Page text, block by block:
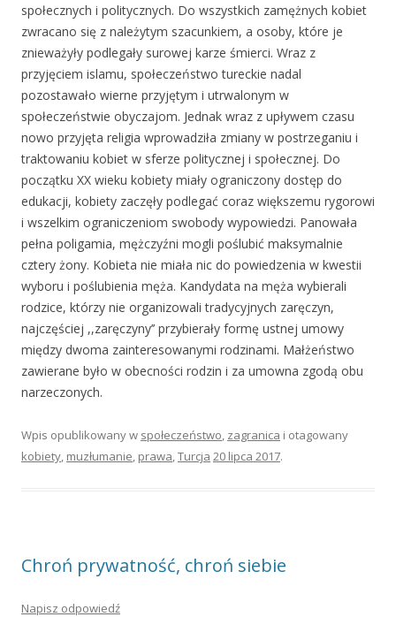
społecznych i politycznych. Do wszystkich zamężnych kobiet
zwracano się z należytym szacunkiem, a osoby, które je
znieważyły podlegały surowej karze śmierci. Wraz z
przyjęciem islamu, społeczeństwo tureckie nadal
pozostawało wierne przyjętym i utrwalonym w
społeczeństwie obyczajom. Jednak wraz z upływem czasu
nowo przyjęta religia wprowadziła zmiany w postrzeganiu i
traktowaniu kobiet w sferze politycznej i społecznej. Do
początku XX wieku kobiety miały ograniczony dostęp do
edukacji, kobiety zaczęły podlegać coraz większemu rygorowi
i wszelkim ograniczeniom swobody wypowiedzi. Panowała
pełna poligamia, mężczyźni mogli poślubić maksymalnie
cztery żony. Kobieta nie miała nic do powiedzenia w kwestii
wyboru i poślubienia męża. Kandydata na męża wybierali
rodzice, którzy nie organizowali tradycyjnych zaręczyn,
najczęściej ,,zaręczyny’’ przybierały formę ustnej umowy
między dwoma zainteresowanymi rodzinami. Małżeństwo
zawierane było w obecności rodzin i za umowna zgodą obu
narzeczonych.
Wpis opublikowany w społeczeństwo, zagranica i otagowany
kobiety, muzłumanie, prawa,Turcja 20 lipca 2017.
Chroń prywatność, chroń siebie
Napisz odpowiedź